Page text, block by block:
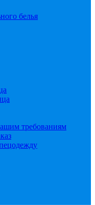
белья
требованиям